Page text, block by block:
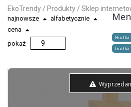
EkoTrendy/ Produkty/ Sklep
najnowsze
alfabetycznie
cena
pokaż
budka